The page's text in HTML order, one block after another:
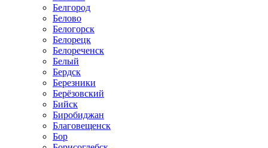
Белгород
Белово
Белогорск
Белорецк
Белореченск
Белый
Бердск
Березники
Берёзовский
Бийск
Биробиджан
Благовещенск
Бор